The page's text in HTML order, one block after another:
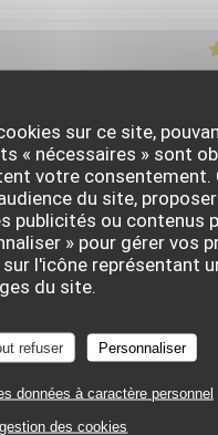
sur ce site,
« nécessaires » sont
votre
du site,
publicités ou contenus
» pour gérer vos
l'icône représentant
du site.
refuser Personnaliser
données à caractère personnel
des cookies
soir. L’accueil a été
en
étaient toujours justes,
idéale pour la saison.
concluaient le repas
précise, créative et
grand plaisir !